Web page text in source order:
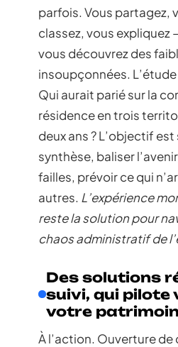
parfois. Vous partagez,
classez, vous expliquez
vous découvrez des
insoupçonnées.
Qui aurait parié sur la
résidence en trois
deux ans ? L’objectif est
synthèse, baliser
failles, prévoir ce qui
autres. L’expérience
reste la solution pour
chaos administratif de
Des solutions
suivi, qui pilote
votre
À l’action. Ouverture